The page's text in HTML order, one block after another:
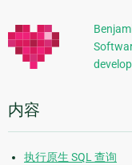
信
息
内容
执行原生 SQL 查询